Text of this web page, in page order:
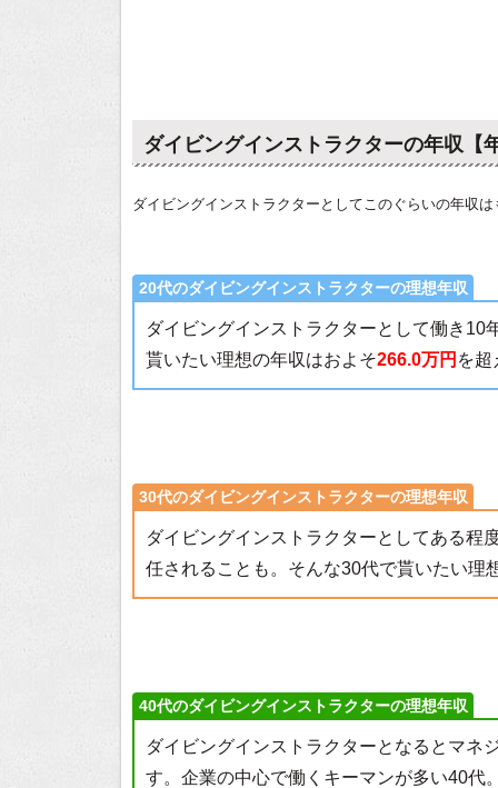
ダイビングインストラクターの年収【
ダイビングインストラクターとしてこのぐらいの年収
20代のダイビングインストラクターの理想年収
ダイビングインストラクターとして働き
貰いたい理想の年収はおよそ266.0万円 を超
30代のダイビングインストラクターの理想年収
ダイビングインストラクターとしてある程
任されることも。そんな30代で貰いたい理
40代のダイビングインストラクターの理想年収
ダイビングインストラクターとなるとマネ
す。企業の中心で働くキーマンが多い40代